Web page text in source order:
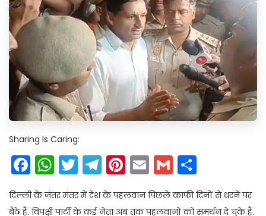
Sharing Is Caring:
Facebook
WhatsApp
Twitter
Telegram
Pinterest
EmailGmail
दिल्ली के जंतर मंतर में देश के पहलवान पिछले काफी दिनों से धरने पर
बैठे हैं. विपक्षी पार्टी के कई नेता अब तक पहलवानों को समर्थन दे चुके हैं.